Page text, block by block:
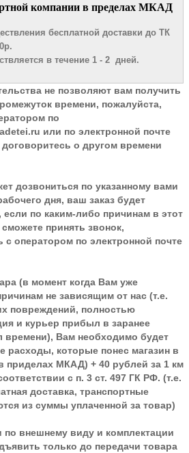
компании в пределах МКАД
бесплатной доставки до ТК
в течение 1 - 2 дней.
не позволяют вам получить
времени, пожалуйста,
по
или по электронной почте
о другом времени
дозвониться по указанному вами
дня, ваш заказ будет
по каким-либо причинам в этот
принять звонок,
с оператором по электронной почте
(в момент когда Вам уже
не зависящим от нас (т.е.
повреждений, полностью
и курьер прибыл в заранее
времени), Вам необходимо будет
расходы, которые понес магазин в
приделах МКАД) + 40 рублей за 1 км
с п. 3 ст. 497 ГК РФ. (т.е.
доставка, транспортные
из суммы уплаченной за товар)
по внешнему виду и комплектации
только до передачи товара